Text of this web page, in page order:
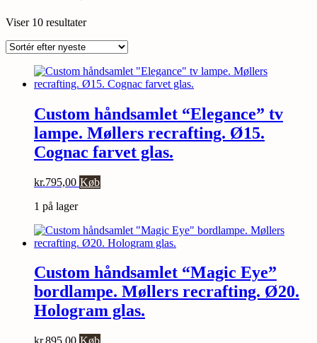
Viser 10 resultaterSorteret
Custom håndsamlet “Elegance” tv
lampe. Møllers recrafting. Ø15.
Cognac farvet glas.
kr.795,00 Køb
1 på lager
Custom håndsamlet “Magic Eye”
bordlampe. Møllers recrafting. Ø20.
Hologram glas.